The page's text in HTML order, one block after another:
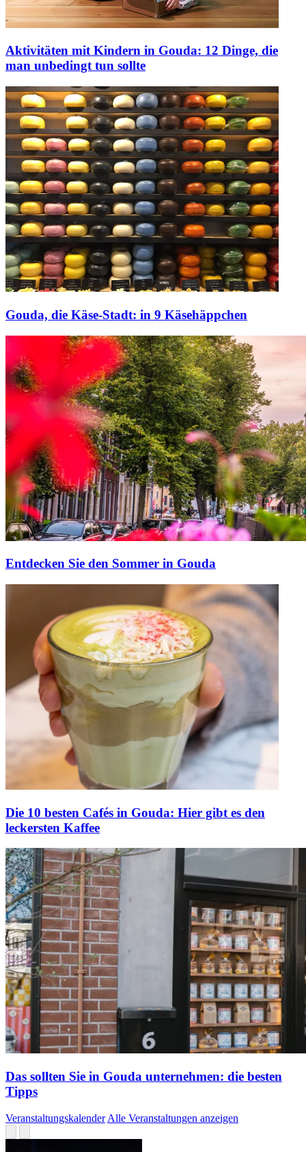
Aktivitäten mit Kindern in Gouda: 12 Dinge, die
man unbedingt tun sollte
Gouda, die Käse-Stadt: in 9 Käsehäppchen
Entdecken Sie den Sommer in Gouda
Die 10 besten Cafés in Gouda: Hier gibt es den
leckersten Kaffee
Das sollten Sie in Gouda unternehmen: die besten
Tipps
Veranstaltungskalender Alle Veranstaltungen anzeigen